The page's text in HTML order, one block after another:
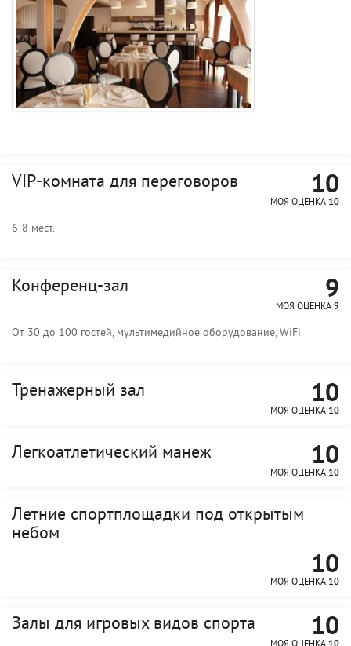
VIP-комната для переговоров 10
МОЯ ОЦЕНКА 10
6-8 мест.
Конференц-зал 9
МОЯ ОЦЕНКА 9
От 30 до 100 гостей, мультимедийное оборудование, WiFi.
Тренажерный зал 10
МОЯ ОЦЕНКА 10
Легкоатлетический манеж 10
МОЯ ОЦЕНКА 10
Летние спортплощадки под открытым
небом
10
МОЯ ОЦЕНКА 10
Залы для игровых видов спорта 10